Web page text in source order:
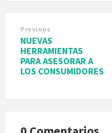
Previous
NUEVAS
HERRAMIENTAS
PARA ASESORAR A
LOS CONSUMIDORES